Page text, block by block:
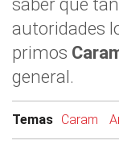
autoridades
primos
general.
Temas Caram